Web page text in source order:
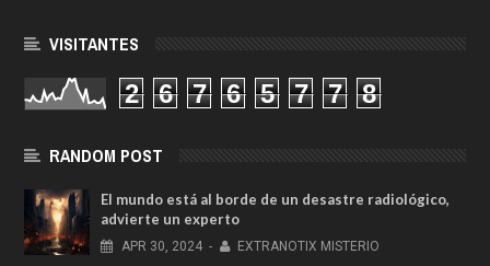
VISITANTES
2 6 7 6 5 7 7 8
RANDOM POST
El mundo está al borde de un desastre radiológico,
advierte un experto
APR 30, 2024 - EXTRANOTIX MISTERIO